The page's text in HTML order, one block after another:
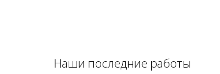
Наши последние работы